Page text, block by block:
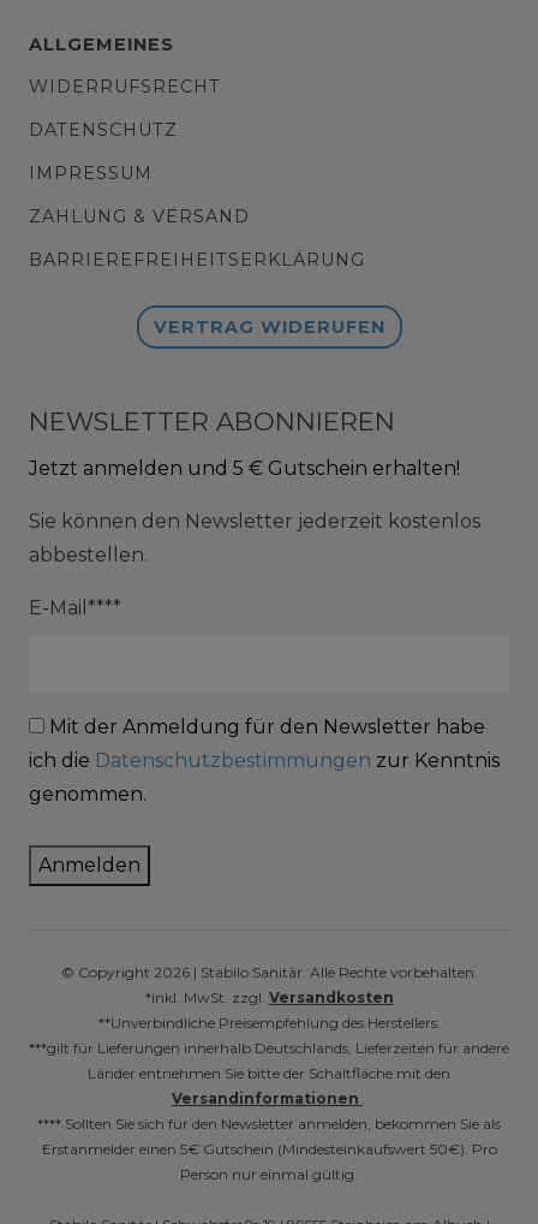
ALLGEMEINES
WIDERRUFSRECHT
DATENSCHUTZ
IMPRESSUM
ZAHLUNG & VERSAND
BARRIEREFREIHEITSERKLÄRUNG
VERTRAG WIDERUFEN
NEWSLETTER ABONNIEREN
Jetzt anmelden und 5 € Gutschein erhalten!
Sie können den Newsletter jederzeit kostenlos
abbestellen.
E-Mail****
Mit der Anmeldung für den Newsletter habe
ich die Datenschutzbestimmungen zur Kenntnis
genommen.
Anmelden
© Copyright 2026 | Stabilo Sanitär. Alle Rechte vorbehalten.
*inkl. MwSt. zzgl. Versandkosten
**Unverbindliche Preisempfehlung des Herstellers.
***gilt für Lieferungen innerhalb Deutschlands, Lieferzeiten für andere
Länder entnehmen Sie bitte der Schaltfläche mit den
Versandinformationen
**** Sollten Sie sich für den Newsletter anmelden, bekommen Sie als
Erstanmelder einen 5€ Gutschein (Mindesteinkaufswert 50€). Pro
Person nur einmal gültig.